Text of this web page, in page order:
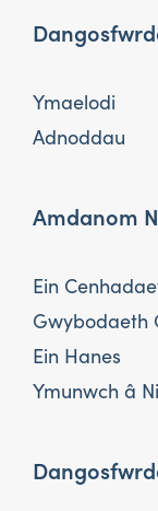
Ymaelodi
Adnoddau
Amdanom
Ein
Gwybodaeth
Ein Hanes
Ymunwch â Ni